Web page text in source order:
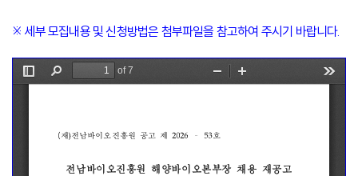
※ 세부 모집내용 및 신청방법은 첨부파일을 참고하여 주시기 바랍니다.